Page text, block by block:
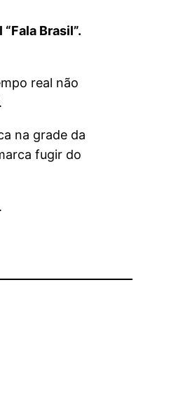
Brasil”.
real não
na grade da
fugir do